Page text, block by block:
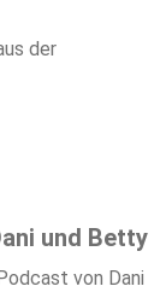
der
und Betty
von Dani